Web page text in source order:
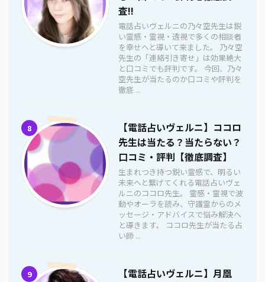
査!!
電話占いヴェルニの乃々空先生は鋭
い霊感・霊視・透視で多くの相談者
を幸せへと導いて来ました。 乃々空
先生の「連絡引き寄せ」は効果絶大
と口コミでも評判です。 今回、乃々
空先生が当たるのか口コミや評判を
徹底 ...
8
【電話占いヴェルニ】ココロ
先生は当たる？当たらない？
口コミ・評判【徹底調査】
生まれつき持つ鋭い霊感で、明るい
未来へと繋げてくれる電話占いヴェ
ルニのココロ先生。 霊感・霊視で波
動やオーラを読み、守護霊からのメ
ッセージ・アドバイスで悩み解決へ
と導きます。 ココロ先生が当たる占
い師 ...
9
【電話占いヴェルニ】月凰